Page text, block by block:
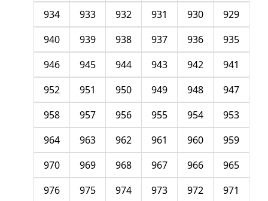
929
930
931
932
933
934
935
936
937
938
939
940
941
942
943
944
945
946
947
948
949
950
951
952
953
954
955
956
957
958
959
960
961
962
963
964
965
966
967
968
969
970
971
972
973
974
975
976